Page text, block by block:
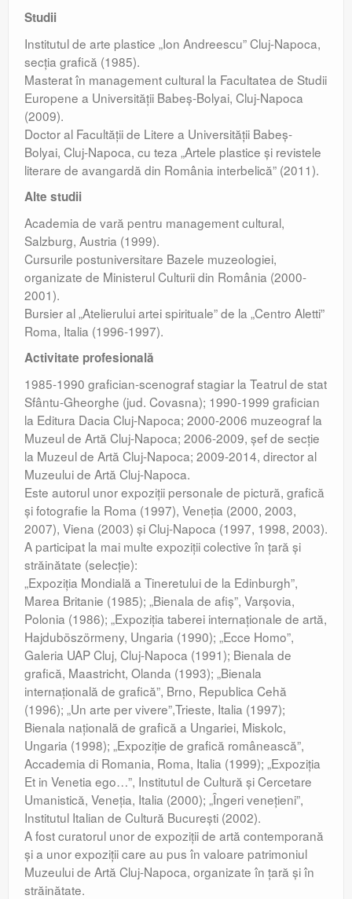
Studii
Institutul de arte plastice „Ion Andreescu” Cluj-Napoca,
secţia grafică (1985).
Masterat în management cultural la Facultatea de Studii
Europene a Universităţii Babeş-Bolyai, Cluj-Napoca
(2009).
Doctor al Facultăţii de Litere a Universităţii Babeş-
Bolyai, Cluj-Napoca, cu teza „Artele plastice şi revistele
literare de avangardă din România interbelică” (2011).
Alte studii
Academia de vară pentru management cultural,
Salzburg, Austria (1999).
Cursurile postuniversitare Bazele muzeologiei,
organizate de Ministerul Culturii din România (2000-
2001).
Bursier al „Atelierului artei spirituale” de la „Centro Aletti”
Roma, Italia (1996-1997).
Activitate profesională
1985-1990 grafician-scenograf stagiar la Teatrul de stat
Sfântu-Gheorghe (jud. Covasna); 1990-1999 grafician
la Editura Dacia Cluj-Napoca; 2000-2006 muzeograf la
Muzeul de Artă Cluj-Napoca; 2006-2009, şef de secţie
la Muzeul de Artă Cluj-Napoca; 2009-2014, director al
Muzeului de Artă Cluj-Napoca.
Este autorul unor expoziţii personale de pictură, grafică
şi fotografie la Roma (1997), Veneţia (2000, 2003,
2007), Viena (2003) şi Cluj-Napoca (1997, 1998, 2003).
A participat la mai multe expoziţii colective în ţară şi
străinătate (selecţie):
„Expoziţia Mondială a Tineretului de la Edinburgh”,
Marea Britanie (1985); „Bienala de afiş”, Varşovia,
Polonia (1986); „Expoziţia taberei internaţionale de artă,
Hajduböszörmeny, Ungaria (1990); „Ecce Homo”,
Galeria UAP Cluj, Cluj-Napoca (1991); Bienala de
grafică, Maastricht, Olanda (1993); „Bienala
internaţională de grafică”, Brno, Republica Cehă
(1996); „Un arte per vivere”,Trieste, Italia (1997);
Bienala naţională de grafică a Ungariei, Miskolc,
Ungaria (1998); „Expoziţie de grafică românească”,
Accademia di Romania, Roma, Italia (1999); „Expoziţia
Et in Venetia ego…”, Institutul de Cultură şi Cercetare
Umanistică, Veneţia, Italia (2000); „Îngeri veneţieni”,
Institutul Italian de Cultură Bucureşti (2002).
A fost curatorul unor de expoziţii de artă contemporană
şi a unor expoziţii care au pus în valoare patrimoniul
Muzeului de Artă Cluj-Napoca, organizate în ţară şi în
străinătate.